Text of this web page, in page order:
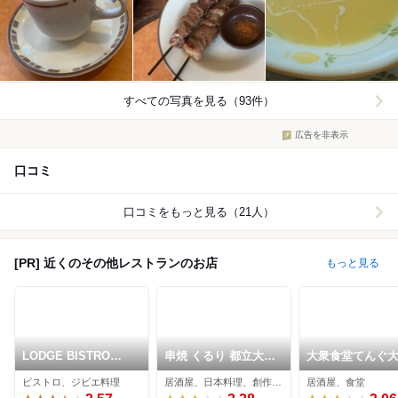
すべての写真を見る（93件）
広告を非表示
口コミ
口コミをもっと見る（21人）
[PR] 近くのその他レストランのお店 もっと見る
LODGE BISTRO
SARU
ビストロ、ジビエ料理
串焼 くるり 都立大学
店
大衆食堂てんぐ
ル 学芸大学駅前
居酒屋、食堂